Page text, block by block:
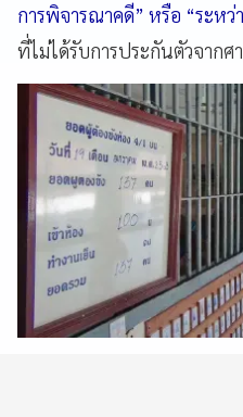
การพิจารณาคดี” หรือ “ระหว่
ที่ไม่ได้รับการประกันตัวจากศ